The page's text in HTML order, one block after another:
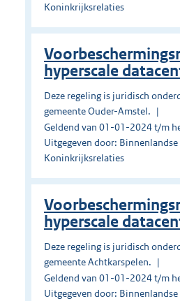
Koninkrijksrelaties
hyperscale
Deze regeling is juridisch
gemeente Ouder-Amstel.
Geldend van 01-01-2024 t/m
Uitgegeven door: Binnenlandse
Koninkrijksrelaties
hyperscale
Deze regeling is juridisch
gemeente Achtkarspelen.
Geldend van 01-01-2024 t/m
Uitgegeven door: Binnenlandse